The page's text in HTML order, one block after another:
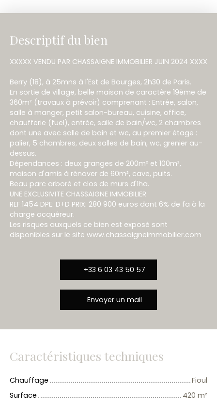
Descriptif du bien
XXXXX VENDU PAR CHASSAIGNE IMMOBILIER JUIN 2024 XXXX
Berry (18), à 25mns à l'Est de Bourges, 2h30 de Paris.
En sortie de village, belle maison de caractère 19ème de
360m² (travaux à prévoir) comprenant : Entrée, salon,
salle à manger, petit salon-bureau, cuisine, office,
chaufferie (fuel), entrée, salle de bain/wc, 2 chambres
dont une avec salle de bain et wc, au premier étage :
palier, 5 chambres, deux salles de bain, wc, grenier au-
dessus.
Dépendances : deux granges de 200m² et 100m²,
maison d'amis à rénover de 60m², cave, puits.
Beau parc arboré et clos de murs d'1ha.
UNE EXCLUSIVITE CHASSAIGNE IMMOBILIER
REF:1454 DPE: D+D PRIX: 280 900 euros dont 6% de fa à la
charge acquéreur.
Les risques auxquels ce bien est exposé sont
disponibles sur le site www.chassaigneimmobilier.com
+33 6 03 43 50 57
Envoyer un mail
Caractéristiques techniques
Chauffage
Fioul
Surface
420 m²